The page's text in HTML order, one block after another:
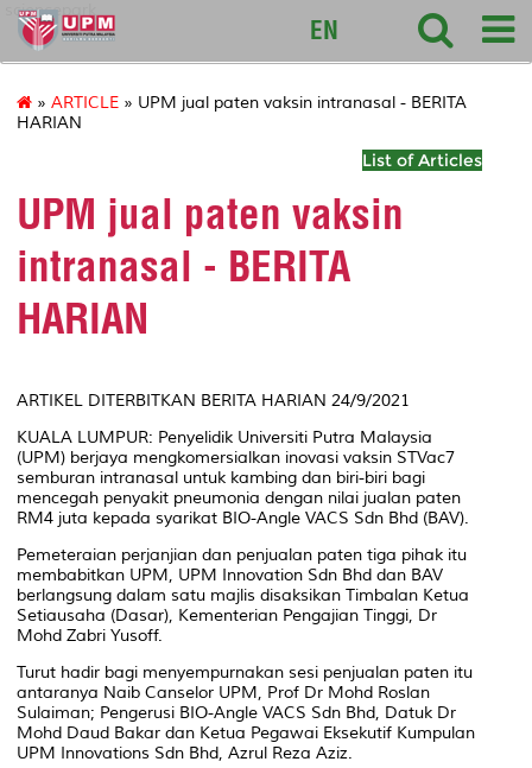
sciencepark
EN
» ARTICLE » UPM jual paten vaksin intranasal - BERITA
HARIAN
List of Articles
UPM jual paten vaksin
intranasal - BERITA
HARIAN
ARTIKEL DITERBITKAN BERITA HARIAN 24/9/2021
KUALA LUMPUR: Penyelidik Universiti Putra Malaysia
(UPM) berjaya mengkomersialkan inovasi vaksin STVac7
semburan intranasal untuk kambing dan biri-biri bagi
mencegah penyakit pneumonia dengan nilai jualan paten
RM4 juta kepada syarikat BIO-Angle VACS Sdn Bhd (BAV).
Pemeteraian perjanjian dan penjualan paten tiga pihak itu
membabitkan UPM, UPM Innovation Sdn Bhd dan BAV
berlangsung dalam satu majlis disaksikan Timbalan Ketua
Setiausaha (Dasar), Kementerian Pengajian Tinggi, Dr
Mohd Zabri Yusoff.
Turut hadir bagi menyempurnakan sesi penjualan paten itu
antaranya Naib Canselor UPM, Prof Dr Mohd Roslan
Sulaiman; Pengerusi BIO-Angle VACS Sdn Bhd, Datuk Dr
Mohd Daud Bakar dan Ketua Pegawai Eksekutif Kumpulan
UPM Innovations Sdn Bhd, Azrul Reza Aziz.